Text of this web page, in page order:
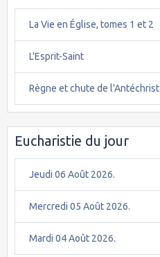
La Vie en Église, tomes 1 et 2
L'Esprit-Saint
Règne et chute de l'Antéchrist
Eucharistie du jour
Jeudi 06 Août 2026.
Mercredi 05 Août 2026.
Mardi 04 Août 2026.